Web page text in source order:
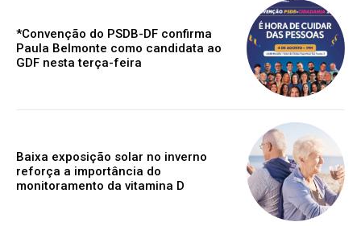
*Convenção do PSDB-DF confirma
Paula Belmonte como candidata ao
GDF nesta terça-feira
Baixa exposição solar no inverno
reforça a importância do
monitoramento da vitamina D